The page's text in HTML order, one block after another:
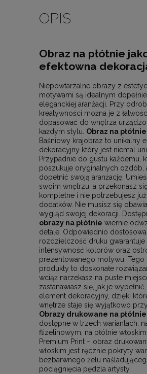
OPIS
Obraz na płótnie
efektowna
Niepowtarzalne obrazy z
motywami są idealnym
eleganckiej aranżacji. Przy
kreatywności można je z
dopasować do wnętrza
każdym stylu. Obraz na płótnie
Baśniowy krajobraz to unikalny
dekoracyjny który jest niemal
Przypadnie do gustu każdemu,
poszukuje oryginalnych ozdób,
dopełnić swoją aranżację.
swoim wnętrzu, a przekonasz
kompletne i nie potrzebujesz
dodatków. Nie musisz się
wygląd swojej dekoracji.
obrazy na płótnie wiernie
detale. Odpowiednio
rozdzielczość druku gwarantuje
intensywność kolorów oraz
prezentowanego motywu. Tego
produkty to doskonałe
wciąż narzekasz na puste
zastanawiasz się, jak je
element dekoracyjny, dzięki
wnętrze staje się wyjątkowo
Obrazy drukowane na płótnie
dostępne w trzech wariantach:
flizelinowym, na płótnie
Premium Print – obraz
włoskim jest ręcznie pokryty
bezbarwnego żelu
pociągnięcia pędzla artysty.